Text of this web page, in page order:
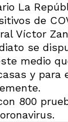
La
de
Víctor
se
medio
y
800